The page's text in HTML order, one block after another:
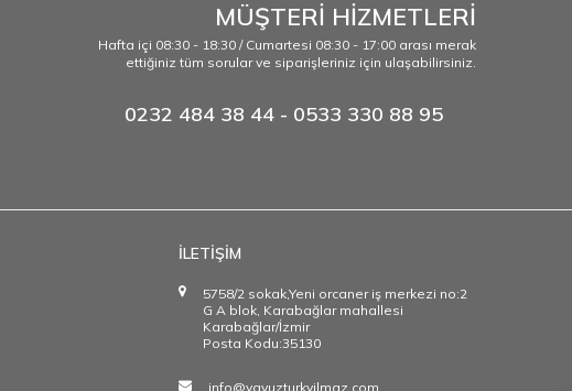
MÜŞTERİ HİZMETLERİ
Hafta içi 08:30 - 18:30 / Cumartesi 08:30 - 17:00 arası merak
ettiğiniz tüm sorular ve siparişleriniz için ulaşabilirsiniz.
0232 484 38 44 - 0533 330 88 95
İLETİŞİM
5758/2 sokak,Yeni orcaner iş merkezi no:2
G A blok, Karabağlar mahallesi
Karabağlar/İzmir
Posta Kodu:35130
info@yavuzturkyilmaz.com